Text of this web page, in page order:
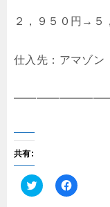
２，９５０円→５
仕入先：アマゾン
共有:
ク F